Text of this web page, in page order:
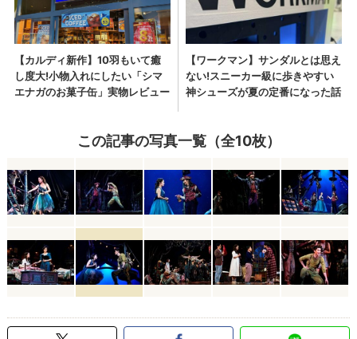
この記事の写真一覧（全10枚）